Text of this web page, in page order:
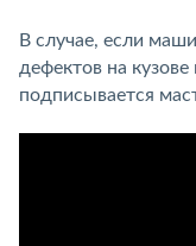
В случае, если
дефектов на
подписывается